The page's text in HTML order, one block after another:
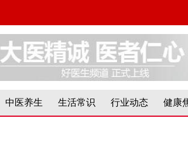
中医养生 生活常识 行业动态 健康